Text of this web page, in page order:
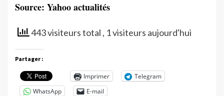
Source: Yahoo actualités
443 visiteurs total , 1 visiteurs aujourd'hui
Partager :
Imprimer
Telegram
WhatsApp
E-mail